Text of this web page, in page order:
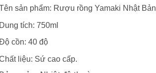
sản phẩm: Rượu rồng Yamaki Nhật Bản
tích: 750ml
cồn: 40 độ
liệu: Sứ cao cấp.